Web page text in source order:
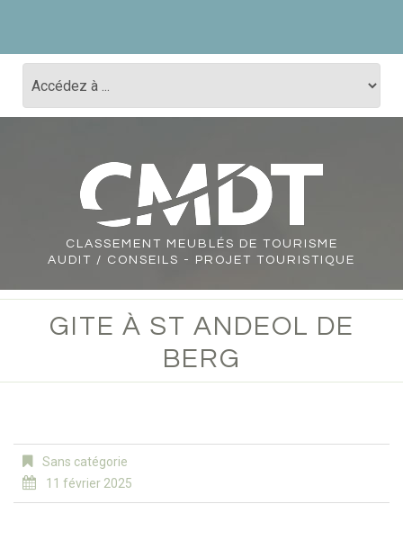
CLASSEMENT
MEUBLÉS DE TOURISME
AUDIT / CONSEILS - PROJET TOURISTIQUE
GITE À ST ANDEOL DE
BERG
Sans catégorie
11 février 2025